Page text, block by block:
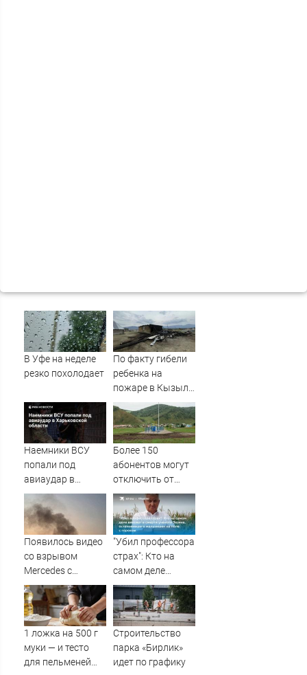
В Уфе на неделе
резко похолодает
По факту гибели
ребенка на
пожаре в Кызыл-
Таше возбуждено
уголовное дело
Наемники ВСУ
попали под
авиаудар в
Харьковской
области
Более 150
абонентов могут
отключить от
газа за долги
Появилось видео
со взрывом
Mercedes с
гендиректором
«Уралдронзавода»
на Урале
"Убил профессора
страх": Кто на
самом деле
виноват в смерти
ученого Зезина,
остановившего
мальчишек на
поле с горохом
1 ложка на 500 г
муки — и тесто
для пельменей
Строительство
парка «Бирлик»
идет по графику